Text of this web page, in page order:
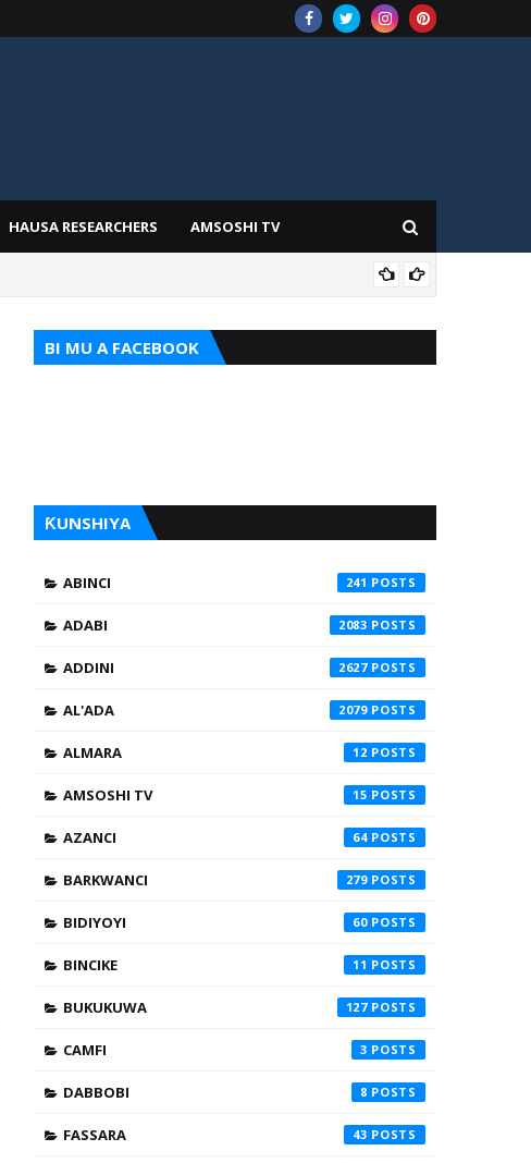
HAUSA RESEARCHERS AMSOSHI TV
BI MU A FACEBOOK
ƘUNSHIYA
ABINCI 241
ADABI 2083
ADDINI 2627
AL'ADA 2079
ALMARA 12
AMSOSHI TV 15
AZANCI 64
BARKWANCI 279
BIDIYOYI 60
BINCIKE 11
BUKUKUWA 127
CAMFI 3
DABBOBI 8
FASSARA 43